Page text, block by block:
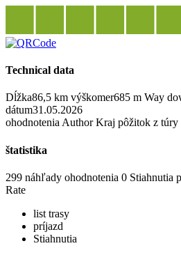
Technical data
Dĺžka86,5 km výškomer685 m Way
dátum31.05.2026
ohodnotenia Author Kraj pôžitok z túry
štatistika
299 náhľady ohodnotenia 0 Stiahnutia
Rate
list trasy
príjazd
Stiahnutia